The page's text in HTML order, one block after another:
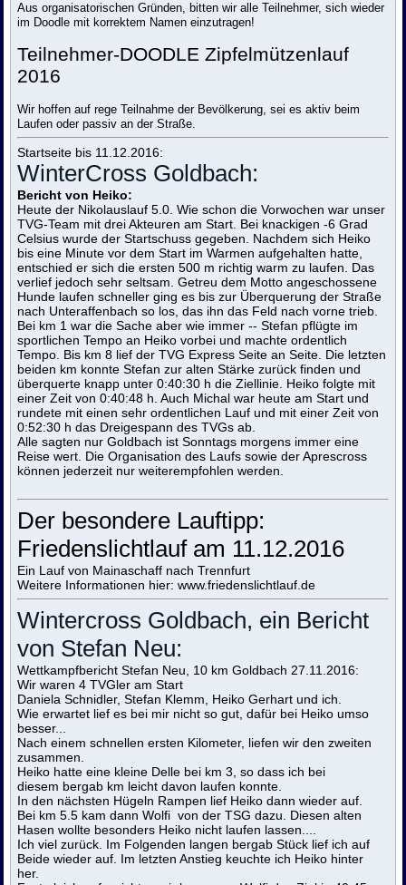
Aus organisatorischen Gründen, bitten wir alle Teilnehmer, sich wieder
im Doodle mit korrektem Namen einzutragen!
Teilnehmer-DOODLE Zipfelmützenlauf
2016
Wir hoffen auf rege Teilnahme der Bevölkerung, sei es aktiv beim
Laufen oder passiv an der Straße.
Startseite bis 11.12.2016:
WinterCross Goldbach:
Bericht von Heiko:
Heute der Nikolauslauf 5.0. Wie schon die Vorwochen war unser
TVG-Team mit drei Akteuren am Start. Bei knackigen -6 Grad
Celsius wurde der Startschuss gegeben. Nachdem sich Heiko
bis eine Minute vor dem Start im Warmen aufgehalten hatte,
entschied er sich die ersten 500 m richtig warm zu laufen. Das
verlief jedoch sehr seltsam. Getreu dem Motto angeschossene
Hunde laufen schneller ging es bis zur Überquerung der Straße
nach Unteraffenbach so los, das ihn das Feld nach vorne trieb.
Bei km 1 war die Sache aber wie immer -- Stefan pflügte im
sportlichen Tempo an Heiko vorbei und machte ordentlich
Tempo. Bis km 8 lief der TVG Express Seite an Seite. Die letzten
beiden km konnte Stefan zur alten Stärke zurück finden und
überquerte knapp unter 0:40:30 h die Ziellinie. Heiko folgte mit
einer Zeit von 0:40:48 h. Auch Michal war heute am Start und
rundete mit einen sehr ordentlichen Lauf und mit einer Zeit von
0:52:30 h das Dreigespann des TVGs ab.
Alle sagten nur Goldbach ist Sonntags morgens immer eine
Reise wert. Die Organisation des Laufs sowie der Aprescross
können jederzeit nur weiterempfohlen werden.
Der besondere Lauftipp:
Friedenslichtlauf am 11.12.2016
Ein Lauf von Mainaschaff nach Trennfurt
Weitere Informationen hier: www.friedenslichtlauf.de
Wintercross Goldbach, ein Bericht
von Stefan Neu:
Wettkampfbericht Stefan Neu, 10 km Goldbach 27.11.2016:
Wir waren 4 TVGler am Start
Daniela Schnidler, Stefan Klemm, Heiko Gerhart und ich.
Wie erwartet lief es bei mir nicht so gut, dafür bei Heiko umso
besser...
Nach einem schnellen ersten Kilometer, liefen wir den zweiten
zusammen.
Heiko hatte eine kleine Delle bei km 3, so dass ich bei
diesem bergab km leicht davon laufen konnte.
In den nächsten Hügeln Rampen lief Heiko dann wieder auf.
Bei km 5.5 kam dann Wolfi von der TSG dazu. Diesen alten
Hasen wollte besonders Heiko nicht laufen lassen....
Ich viel zurück. Im Folgenden langen bergab Stück lief ich auf
Beide wieder auf. Im letzten Anstieg keuchte ich Heiko hinter
her.